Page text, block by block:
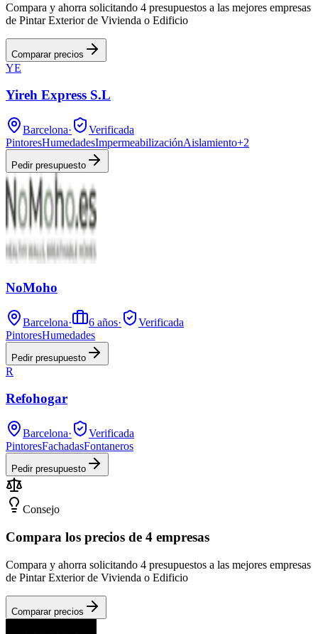
Compara y ahorra solicitando 4 presupuestos a las mejores empresas
de Pintar Exterior de Vivienda o Edificio
Comparar precios
YE
Yireh Express S.L
Barcelona·
Verificada
PintoresHumedadesImpermeabilizaciónAislamiento+2
Pedir presupuesto
NoMoho
Barcelona· 6 años·
Verificada
PintoresHumedades
Pedir presupuesto
R
Refohogar
Barcelona·
Verificada
PintoresFachadasFontaneros
Pedir presupuesto
Consejo
Compara los precios de 4 empresas
Compara y ahorra solicitando 4 presupuestos a las mejores empresas
de Pintar Exterior de Vivienda o Edificio
Comparar precios